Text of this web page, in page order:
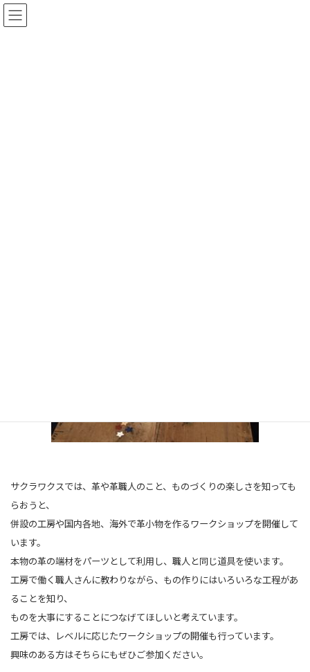
コ
ン
ナ
ビ
サクラワクスでは、革や革職人のこと、ものづくりの楽しさを知っても
らおうと、
併設の工房や国内各地、海外で革小物を作るワークショップを開催して
います。
本物の革の端材をパーツとして利用し、職人と同じ道具を使います。
工房で働く職人さんに教わりながら、もの作りにはいろいろな工程があ
ることを知り、
ものを大事にすることにつなげてほしいと考えています。
工房では、レベルに応じたワークショップの開催も行っています。
興味のある方はそちらにもぜひご参加ください。